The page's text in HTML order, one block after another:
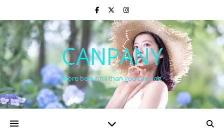
CANPANY
More beautiful than you can see